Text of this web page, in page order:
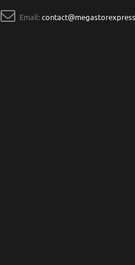
Email: